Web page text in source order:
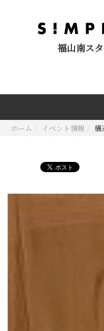
福山南ス
ホーム イベント情報 構